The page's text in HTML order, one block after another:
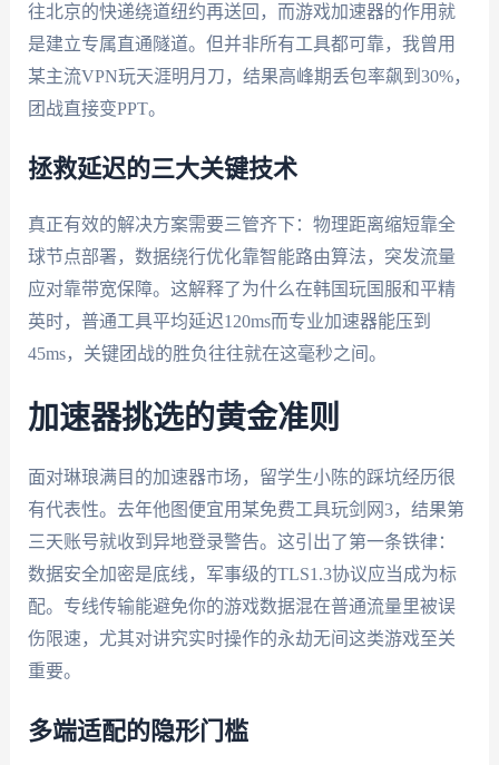
往北京的快递绕道纽约再送回，而游戏加速器的作用就
是建立专属直通隧道。但并非所有工具都可靠，我曾用
某主流VPN玩天涯明月刀，结果高峰期丢包率飙到30%，
团战直接变PPT。
拯救延迟的三大关键技术
真正有效的解决方案需要三管齐下：物理距离缩短靠全
球节点部署，数据绕行优化靠智能路由算法，突发流量
应对靠带宽保障。这解释了为什么在韩国玩国服和平精
英时，普通工具平均延迟120ms而专业加速器能压到
45ms，关键团战的胜负往往就在这毫秒之间。
加速器挑选的黄金准则
面对琳琅满目的加速器市场，留学生小陈的踩坑经历很
有代表性。去年他图便宜用某免费工具玩剑网3，结果第
三天账号就收到异地登录警告。这引出了第一条铁律：
数据安全加密是底线，军事级的TLS1.3协议应当成为标
配。专线传输能避免你的游戏数据混在普通流量里被误
伤限速，尤其对讲究实时操作的永劫无间这类游戏至关
重要。
多端适配的隐形门槛